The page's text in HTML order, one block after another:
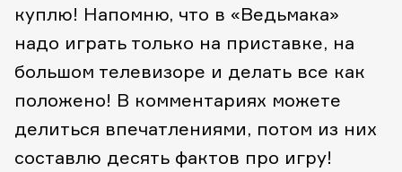
куплю! Напомню, что в «Ведьмака»
надо играть только на приставке, на
большом телевизоре и делать все как
положено! В комментариях можете
делиться впечатлениями, потом из них
составлю десять фактов про игру!